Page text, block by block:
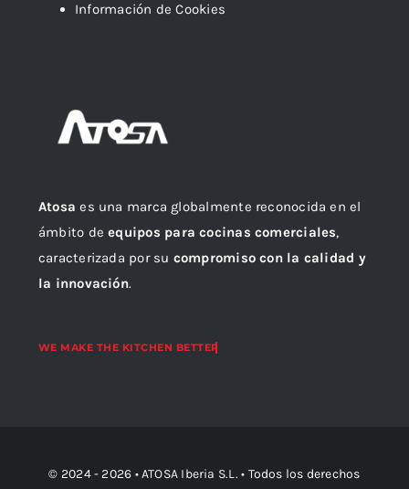
Atosa es una marca globalmente reconocida en el
ámbito deequipos para cocinas comerciales,
caracterizada por su compromiso con la calidad y
la innovación.
Información de Cookies
© 2024 - 2026 •ATOSA Iberia S.L. • Todos los derechos